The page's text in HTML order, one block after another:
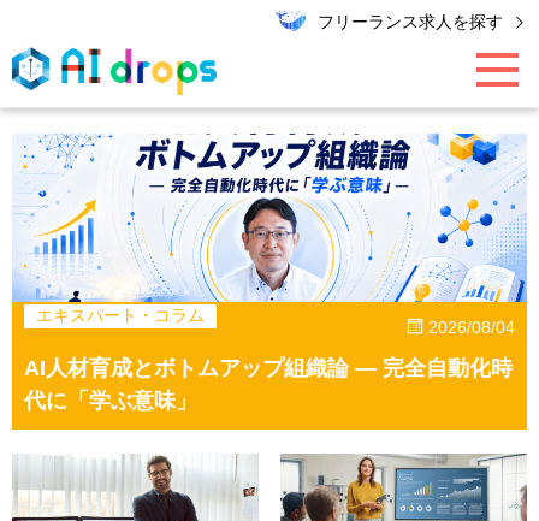
フリーランス求人を探す
AI / データ領域
PMO / マーケター
エンジニア
キャリア
エキスパート・コラム
エキスパート・コラム
2026/08/04
AI人材育成とボトムアップ組織論 ― 完全自動化時
代に「学ぶ意味」